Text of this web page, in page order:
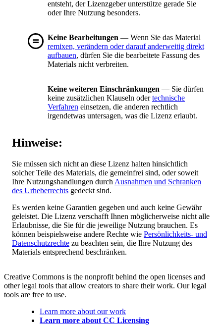
entsteht, der Lizenzgeber unterstütze gerade Sie
oder Ihre Nutzung besonders.
Keine Bearbeitungen — Wenn Sie das Material
remixen, verändern oder darauf anderweitig direkt
aufbauen, dürfen Sie die bearbeitete Fassung des
Materials nicht verbreiten.
Keine weiteren Einschränkungen — Sie dürfen
keine zusätzlichen Klauseln odertechnische
Verfahren einsetzen, die anderen rechtlich
irgendetwas untersagen, was die Lizenz erlaubt.
Hinweise:
Sie müssen sich nicht an diese Lizenz halten hinsichtlich
solcher Teile des Materials, die gemeinfrei sind, oder soweit
Ihre Nutzungshandlungen durch Ausnahmen und Schranken
des Urheberrechts gedeckt sind.
Es werden keine Garantien gegeben und auch keine Gewähr
geleistet. Die Lizenz verschafft Ihnen möglicherweise nicht alle
Erlaubnisse, die Sie für die jeweilige Nutzung brauchen. Es
können beispielsweise andere Rechte wie Persönlichkeits- und
Datenschutzrechte zu beachten sein, die Ihre Nutzung des
Materials entsprechend beschränken.
Creative Commons is the nonprofit behind the open licenses and
other legal tools that allow creators to share their work. Our legal
tools are free to use.
Learn more about our work
Learn more about CC Licensing